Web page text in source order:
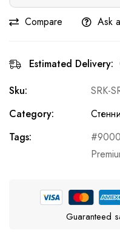
Compare Ask
Estimated Delivery:
Sku:
SRK-
Category:
Tags:
9000
Guaranteed